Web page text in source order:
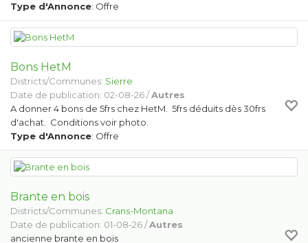
Type d'Annonce: Offre
Bons HetM
Districts/Communes: Sierre
Date de publication: 02-08-26 /Autres
A donner 4 bons de 5frs chez HetM. 5frs déduits dès 30frs
d'achat. Conditions voir photo.
Type d'Annonce: Offre
Brante en bois
Districts/Communes: Crans-Montana
Date de publication: 01-08-26 /Autres
ancienne brante en bois